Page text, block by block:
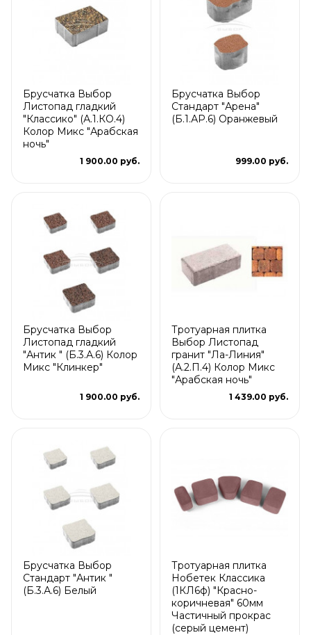
Брусчатка Выбор
Листопад гладкий
"Классико" (А.1.КО.4)
Колор Микс "Арабская
ночь"
1 900.00 руб.
Брусчатка Выбор
Стандарт "Арена"
(Б.1.АР.6) Оранжевый
999.00 руб.
Брусчатка Выбор
Листопад гладкий
"Антик " (Б.3.А.6) Колор
Микс "Клинкер"
1 900.00 руб.
Тротуарная плитка
Выбор Листопад
гранит "Ла-Линия"
(А.2.П.4) Колор Микс
"Арабская ночь"
1 439.00 руб.
Брусчатка Выбор
Стандарт "Антик "
(Б.3.А.6) Белый
Тротуарная плитка
Нобетек Классика
(1КЛ6ф) "Красно-
коричневая" 60мм
Частичный прокрас
(серый цемент)